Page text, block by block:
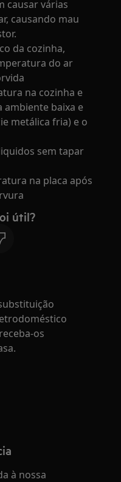
causar várias
causando mau
da cozinha,
do ar
na cozinha e
baixa e
metálica fria) e o
sem tapar
na placa após
útil?
os
à nossa